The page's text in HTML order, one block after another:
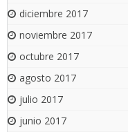
diciembre 2017
noviembre 2017
octubre 2017
agosto 2017
julio 2017
junio 2017